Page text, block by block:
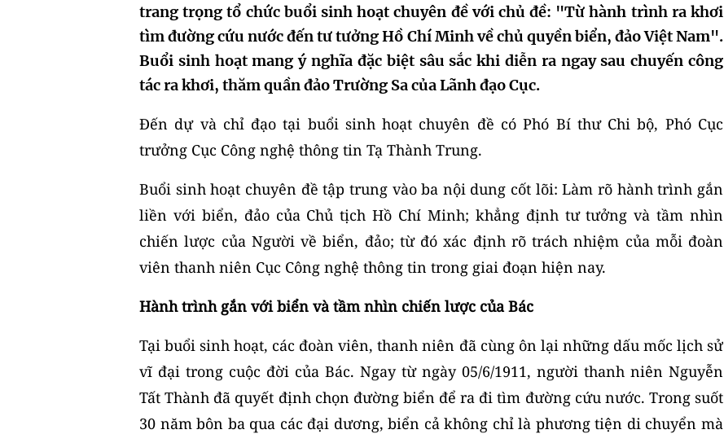
trang trọng tổ chức buổi sinh hoạt chuyên đề với chủ đề: "Từ hành trình ra khơi
tìm đường cứu nước đến tư tưởng Hồ Chí Minh về chủ quyền biển, đảo Việt Nam".
Buổi sinh hoạt mang ý nghĩa đặc biệt sâu sắc khi diễn ra ngay sau chuyến công
tác ra khơi, thăm quần đảo Trường Sa của Lãnh đạo Cục.
Đến dự và chỉ đạo tại buổi sinh hoạt chuyên đề có Phó Bí thư Chi bộ, Phó Cục
trưởng Cục Công nghệ thông tin Tạ Thành Trung.
Buổi sinh hoạt chuyên đề tập trung vào ba nội dung cốt lõi: Làm rõ hành trình gắn
liền với biển, đảo của Chủ tịch Hồ Chí Minh; khẳng định tư tưởng và tầm nhìn
chiến lược của Người về biển, đảo; từ đó xác định rõ trách nhiệm của mỗi đoàn
viên thanh niên Cục Công nghệ thông tin trong giai đoạn hiện nay.
Hành trình gắn với biển và tầm nhìn chiến lược của Bác
Tại buổi sinh hoạt, các đoàn viên, thanh niên đã cùng ôn lại những dấu mốc lịch sử
vĩ đại trong cuộc đời của Bác. Ngay từ ngày 05/6/1911, người thanh niên Nguyễn
Tất Thành đã quyết định chọn đường biển để ra đi tìm đường cứu nước. Trong suốt
30 năm bôn ba qua các đại dương, biển cả không chỉ là phương tiện di chuyển mà